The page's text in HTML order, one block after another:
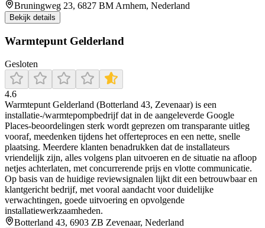
Bruningweg 23, 6827 BM Arnhem, Nederland
Bekijk details
Warmtepunt Gelderland
Gesloten
4.6
Warmtepunt Gelderland (Botterland 43, Zevenaar) is een
installatie-/warmtepompbedrijf dat in de aangeleverde Google
Places-beoordelingen sterk wordt geprezen om transparante uitleg
vooraf, meedenken tijdens het offerteproces en een nette, snelle
plaatsing. Meerdere klanten benadrukken dat de installateurs
vriendelijk zijn, alles volgens plan uitvoeren en de situatie na afloop
netjes achterlaten, met concurrerende prijs en vlotte communicatie.
Op basis van de huidige reviewsignalen lijkt dit een betrouwbaar en
klantgericht bedrijf, met vooral aandacht voor duidelijke
verwachtingen, goede uitvoering en opvolgende
installatiewerkzaamheden.
Botterland 43, 6903 ZB Zevenaar, Nederland